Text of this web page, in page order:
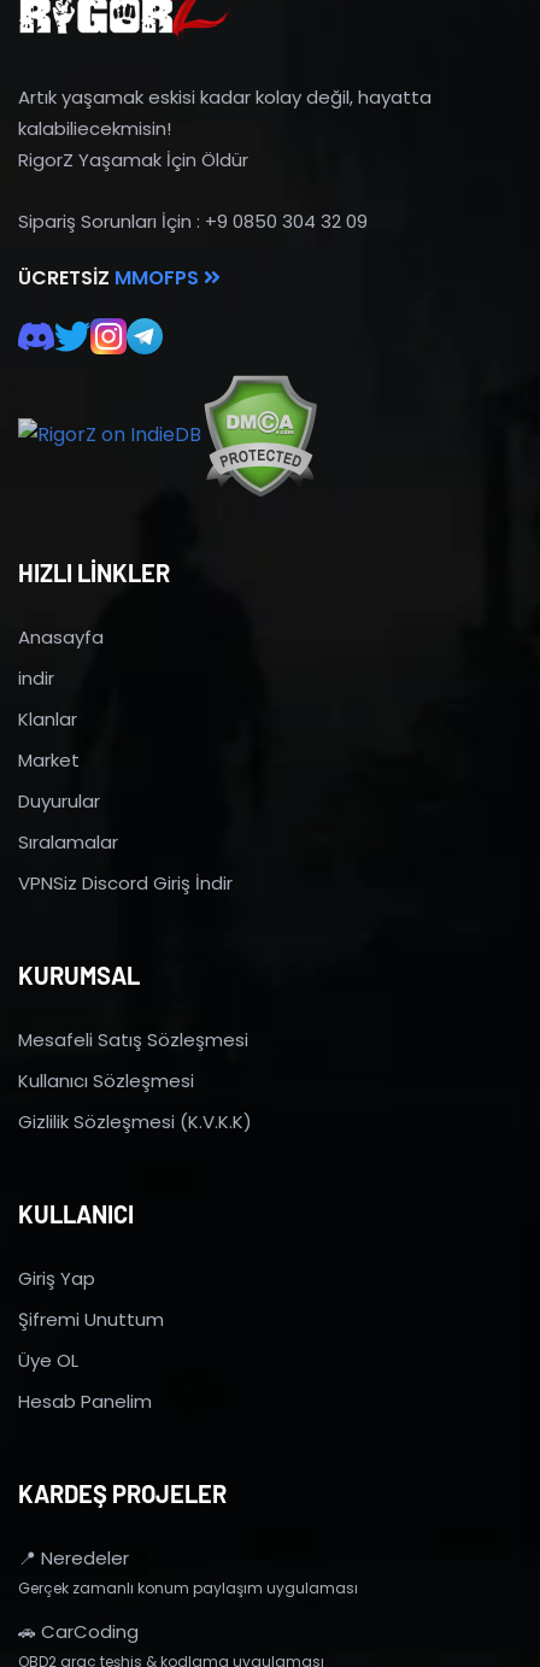
Artık yaşamak eskisi kadar kolay değil, hayatta
kalabiliecekmisin!
RigorZ Yaşamak İçin Öldür
Sipariş Sorunları İçin : +9 0850 304 32 09
ÜCRETSIZ MMOFPS
HIZLI LİNKLER
Anasayfa
indir
Klanlar
Market
Duyurular
Sıralamalar
VPNSiz Discord Giriş İndir
KURUMSAL
Mesafeli Satış Sözleşmesi
Kullanıcı Sözleşmesi
Gizlilik Sözleşmesi (K.V.K.K)
KULLANICI
Giriş Yap
Şifremi Unuttum
Üye OL
Hesab Panelim
KARDEŞ PROJELER
📍 Neredeler
Gerçek zamanlı konum paylaşım uygulaması
🚗 CarCoding
OBD2 araç teşhis & kodlama uygulaması